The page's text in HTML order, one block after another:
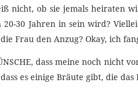
nicht, ob sie jemals heiraten
30 Jahren in sein wird?
Frau den Anzug? Okay, ich
dass meine noch nicht
es einige Bräute gibt, die